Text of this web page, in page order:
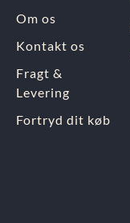
Om os
Kontakt os
Fragt &
Levering
Fortryd dit køb